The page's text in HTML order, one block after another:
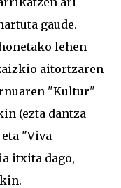
gaude.
lehen
aitortzaren
"Kultur"
(ezta dantza
"Viva
itxita dago,